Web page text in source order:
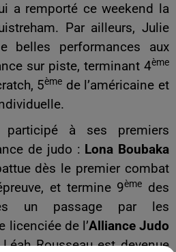
a remporté ce weekend la
Par ailleurs, Julie
belles performances aux
sur piste, terminant 4ème
5ème de l’américaine et
participé à ses premiers
de judo : Lona Boubaka
dès le premier combat
et termine 9ème
des
un passage par les
licenciée de l’Alliance Judo
Rousseau est devenue